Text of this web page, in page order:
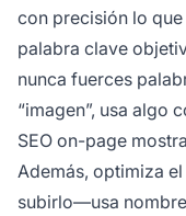
con precisión lo
palabra clave
nunca fuerces
“imagen”, usa algo
SEO on-page
Además, optimiza
subirlo—usa